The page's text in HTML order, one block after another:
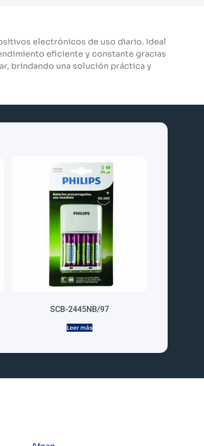
electrónicos de uso diario. Ideal
eficiente y constante gracias
brindando una solución práctica y
SCB-2445NB/97
Leer más